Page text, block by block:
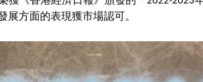
展方面的表現獲市場認可。